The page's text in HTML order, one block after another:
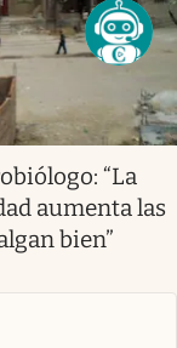
“La
aumenta las
bien”